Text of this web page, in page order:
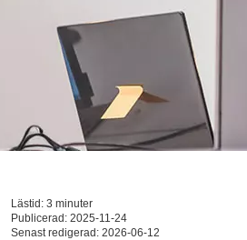
Lästid: 3 minuter
Publicerad: 2025-11-24
Senast redigerad: 2026-06-12